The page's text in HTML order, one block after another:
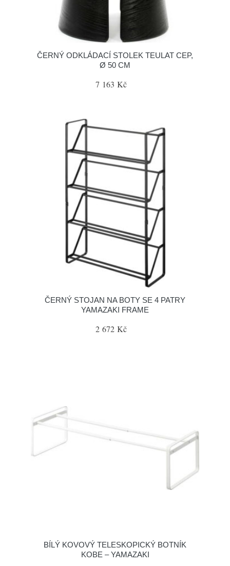
ČERNÝ ODKLÁDACÍ STOLEK TEULAT CEP,
Ø 50 CM
7 163 Kč
ČERNÝ STOJAN NA BOTY SE 4 PATRY
YAMAZAKI FRAME
2 672 Kč
BÍLÝ KOVOVÝ TELESKOPICKÝ BOTNÍK
KOBE – YAMAZAKI